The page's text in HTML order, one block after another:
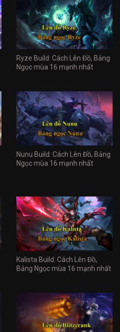
Ryze Build: Cách Lên Đồ, Bảng
Ngọc mùa 16 mạnh nhất
Nunu Build: Cách Lên Đồ, Bảng
Ngọc mùa 16 mạnh nhất
Kalista Build: Cách Lên Đồ,
Bảng Ngọc mùa 16 mạnh nhất